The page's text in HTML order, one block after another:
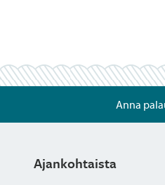
Anna
Ajankohtaista